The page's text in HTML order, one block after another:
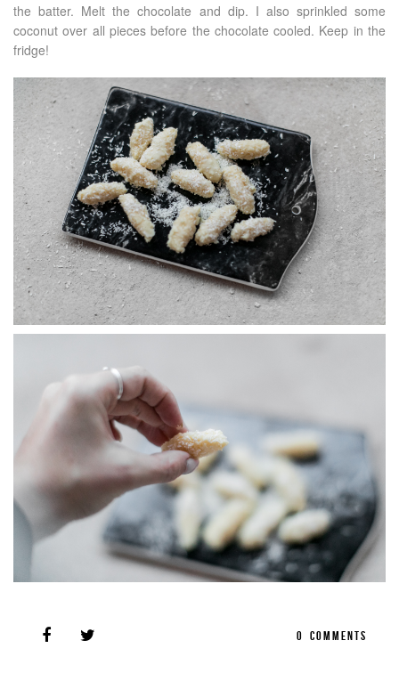
the batter. Melt the chocolate and dip. I also sprinkled some
coconut over all pieces before the chocolate cooled. Keep in the
fridge!
0 COMMENTS